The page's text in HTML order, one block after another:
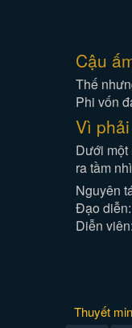
Cậu
Thế
Phi vốn
Vì
Dưới một
ra tầm
Nguyên
Đạo
Diễn
Thuyết